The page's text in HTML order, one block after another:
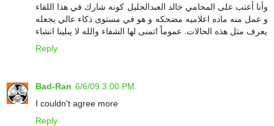
وأنا أعتب على المحامي خالد العبدالجليل كونه شارك في هذا اللقاء
و عمل منه ماده اعلاميه مضحكه و هو في مستوى ذكاء عالي يجعله
يعرف مثل هذه الحالات. عموماً اتمنى لها الشفاء والله لا يبلينا انشاء
Reply
Bad-Ran 6/6/09 3:00 PM
I couldn't agree more
Reply